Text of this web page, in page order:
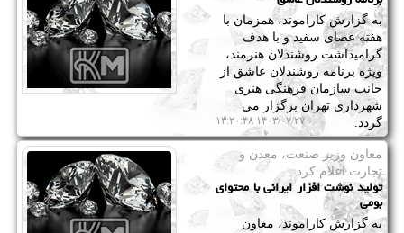
به گزارش کاراموند، همزمان با
هفته عصای سفید و با هدف
گرامیداشت روشندلان هنرمند،
ویژه برنامه روشندلان عاشق از
جانب سازمان فرهنگی هنری
شهرداری تهران برگزار می
گردد.
۱۴۰۳/۰۷/۲۷ ۱۳:۲۰:۴۸
معاون وزیر صنعت، معدن و
تجارت اعلام كرد
تولید نوشت افزار ایرانی با محتوای
بومی
به گزارش کاراموند، معاون